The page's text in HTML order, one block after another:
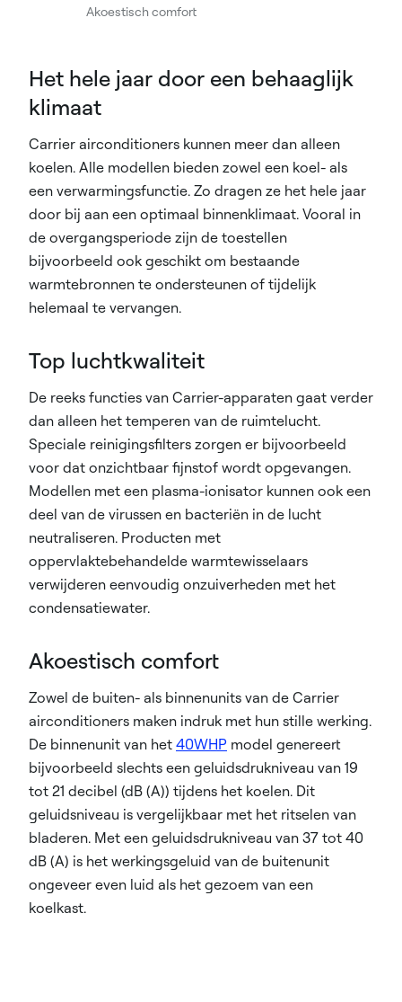
Akoestisch comfort
Het hele jaar door een behaaglijk
klimaat
Carrier airconditioners kunnen meer dan alleen
koelen. Alle modellen bieden zowel een koel- als
een verwarmingsfunctie. Zo dragen ze het hele jaar
door bij aan een optimaal binnenklimaat. Vooral in
de overgangsperiode zijn de toestellen
bijvoorbeeld ook geschikt om bestaande
warmtebronnen te ondersteunen of tijdelijk
helemaal te vervangen.
Top luchtkwaliteit
De reeks functies van Carrier-apparaten gaat verder
dan alleen het temperen van de ruimtelucht.
Speciale reinigingsfilters zorgen er bijvoorbeeld
voor dat onzichtbaar fijnstof wordt opgevangen.
Modellen met een plasma-ionisator kunnen ook een
deel van de virussen en bacteriën in de lucht
neutraliseren. Producten met
oppervlaktebehandelde warmtewisselaars
verwijderen eenvoudig onzuiverheden met het
condensatiewater.
Akoestisch comfort
Zowel de buiten- als binnenunits van de Carrier
airconditioners maken indruk met hun stille werking.
De binnenunit van het 40WHP model genereert
bijvoorbeeld slechts een geluidsdrukniveau van 19
tot 21 decibel (dB (A)) tijdens het koelen. Dit
geluidsniveau is vergelijkbaar met het ritselen van
bladeren. Met een geluidsdrukniveau van 37 tot 40
dB (A) is het werkingsgeluid van de buitenunit
ongeveer even luid als het gezoem van een
koelkast.